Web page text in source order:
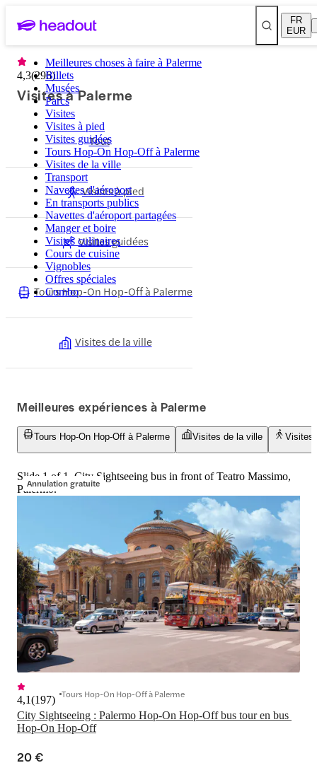
FR
EUR
Meilleures choses à faire à Palerme
Billets
Musées
Parcs
Visites
Visites à pied
Visites guidées
Tours Hop-On Hop-Off à Palerme
Visites de la ville
Transport
Navettes d'aéroport
En transports publics
Navettes d'aéroport partagées
Manger et boire
Visites culinaires
Cours de cuisine
Vignobles
Offres spéciales
Combo
4,3(296)
Visites à Palerme
Tout
Visites à pied
Visites guidées
Tours Hop-On Hop-Off à Palerme
Visites de la ville
Meilleures expériences à Palerme
Tours Hop-On Hop-Off à Palerme Visites de la ville Visites
Annulation gratuite
Slide 1 of 1, City Sightseeing bus in front of Teatro Massimo,
Palermo.
City Sightseeing : Palermo Hop-On Hop-Off bus tour en bus
Hop-On Hop-Off
4,1(197) Tours Hop-On Hop-Off à Palerme
20 €